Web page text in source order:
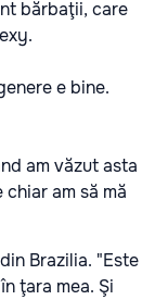
bărbaţii, care
e bine.
am văzut asta
am să mă
Brazilia. "Este
ţara mea. Şi